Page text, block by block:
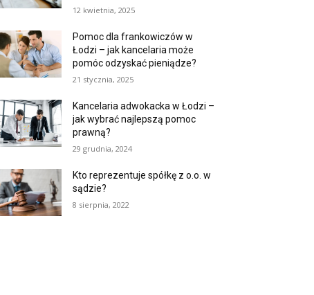
12 kwietnia, 2025
Pomoc dla frankowiczów w
Łodzi – jak kancelaria może
pomóc odzyskać pieniądze?
21 stycznia, 2025
Kancelaria adwokacka w Łodzi –
jak wybrać najlepszą pomoc
prawną?
29 grudnia, 2024
Kto reprezentuje spółkę z o.o. w
sądzie?
8 sierpnia, 2022